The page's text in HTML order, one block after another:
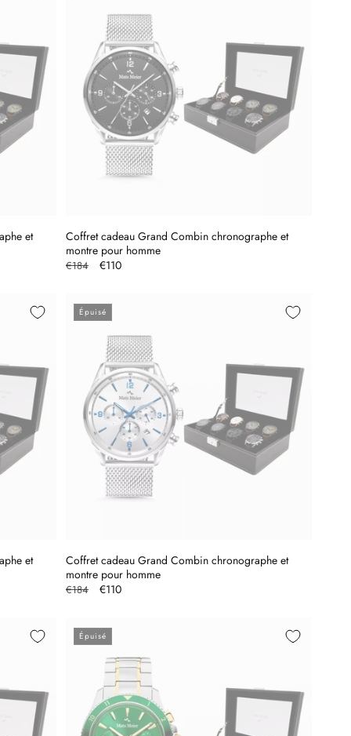
et
Coffret cadeau Grand Combin chronographe et
montre pour homme
Prix
€184
Prix
€110
et
Épuisé
Coffret cadeau Grand Combin chronographe et
montre pour homme
Prix
€184
Prix
€110
Épuisé